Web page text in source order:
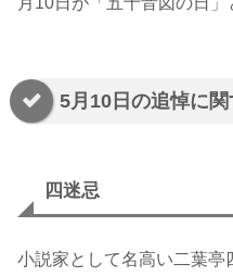
5月10日の追悼に関
四迷忌
小説家として名高い二葉亭